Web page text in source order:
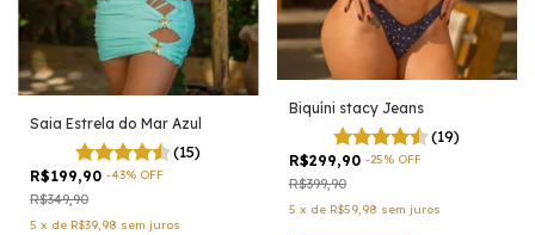
Saia Estrela do Mar Azul
(15)
R$199,90 -43% OFF
R$349,90
5 x de R$39,98 sem juros
Biquíni stacy Jeans
(19)
R$299,90 -25% OFF
R$399,90
5 x de R$59,98 sem juros